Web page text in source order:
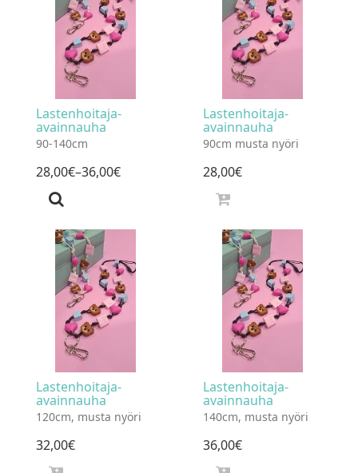
Lastenhoitaja-
avainnauha
90-140cm
28,00€–36,00€
Lastenhoitaja-
avainnauha
90cm musta nyöri
28,00€
Lastenhoitaja-
avainnauha
120cm, musta nyöri
32,00€
Lastenhoitaja-
avainnauha
140cm, musta nyöri
36,00€